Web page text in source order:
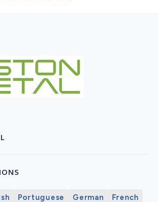
Portuguese German French